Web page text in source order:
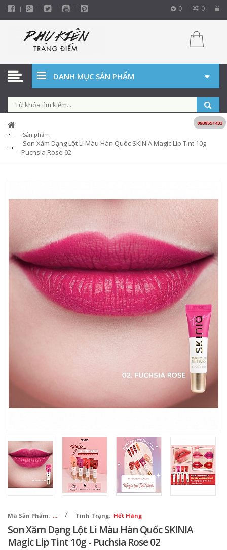
0 0
DANH MỤC SẢN PHẨM
Sản phẩm
Son Xăm Dạng Lột Lì Màu Hàn Quốc SKINIA Magic Lip Tint 10g
- Puchsia Rose 02
Mã Sản Phẩm: ... / Tình Trạng: Hết Hàng
Son Xăm Dạng Lột Lì Màu Hàn Quốc SKINIA
Magic Lip Tint 10g - Puchsia Rose 02
0938551433